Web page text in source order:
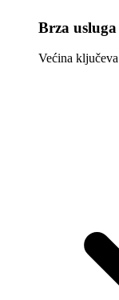
Brza usluga
Većina